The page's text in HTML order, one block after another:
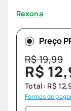
Rexona
Preço
R$19,99
R$ 12,
Total: R$ 12,
Formas de